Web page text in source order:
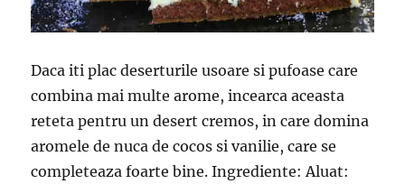
Daca iti plac deserturile usoare si pufoase care
combina mai multe arome, incearca aceasta
reteta pentru un desert cremos, in care domina
aromele de nuca de cocos si vanilie, care se
completeaza foarte bine. Ingrediente: Aluat: